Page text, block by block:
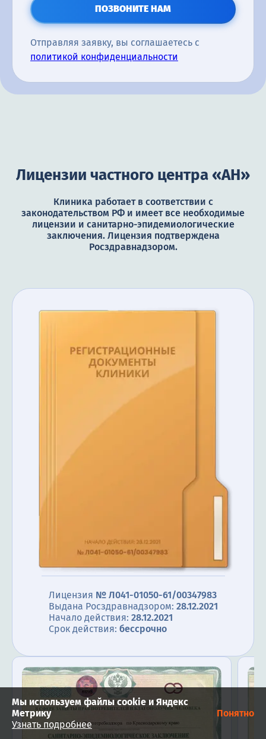
ПОЗВОНИТЕ НАМ
Отправляя заявку, вы соглашаетесь с
политикой конфиденциальности
Лицензии частного центра «АН»
Клиника работает в соответствии с
законодательством РФ и имеет все необходимые
лицензии и санитарно-эпидемиологические
заключения. Лицензия подтверждена
Росздравнадзором.
Лицензия № Л041-01050-61/00347983
Выдана Росздравнадзором: 28.12.2021
Начало действия: 28.12.2021
Срок действия: бессрочно
Мы используем файлы cookie и Яндекс
Метрику
Узнать подробнее
Понятно